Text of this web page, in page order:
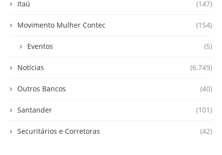
Itaú (147)
Movimento Mulher Contec (154)
Eventos (5)
Notícias (6.749)
Outros Bancos (40)
Santander (101)
Securitários e Corretoras (42)